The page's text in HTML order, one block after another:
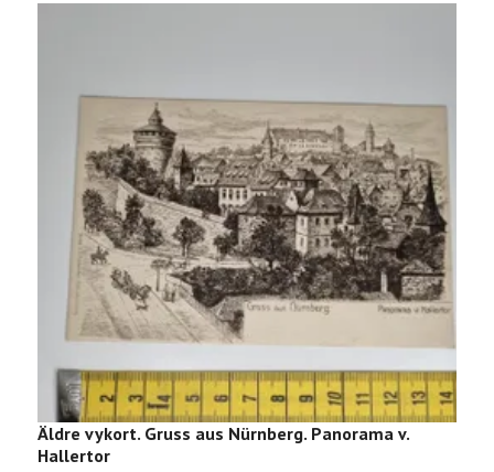
Äldre vykort. Gruss aus Nürnberg. Panorama v.
Hallertor